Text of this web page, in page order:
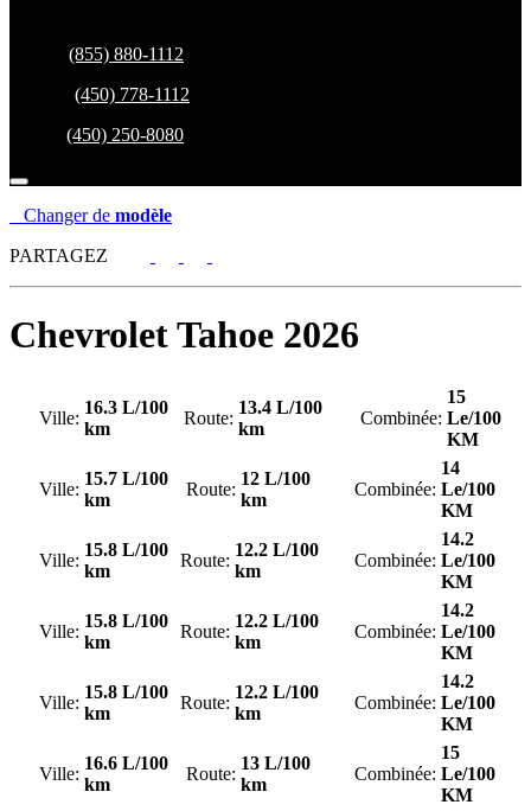
(855) 880-1112
(450) 778-1112
(450) 250-8080
Changer de modèle
PARTAGEZ
ChevroletTahoe 2026
Ville:
16.3 L/100
km
Route:
13.4 L/100
km
Combinée:
15
Le/100
KM
Ville:
15.7 L/100
km
Route:
12 L/100
km
Combinée:
14
Le/100
KM
Ville:
15.8 L/100
km
Route:
12.2 L/100
km
Combinée:
14.2
Le/100
KM
Ville:
15.8 L/100
km
Route:
12.2 L/100
km
Combinée:
14.2
Le/100
KM
Ville:
15.8 L/100
km
Route:
12.2 L/100
km
Combinée:
14.2
Le/100
KM
Ville:
16.6 L/100
km
Route:
13 L/100
km
Combinée:
15
Le/100
KM